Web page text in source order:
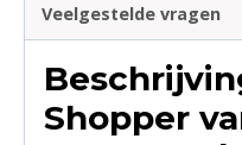
Veelgestelde vragen
Shopper